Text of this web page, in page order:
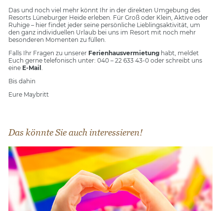
Das und noch viel mehr könnt Ihr in der direkten Umgebung des
Resorts Lüneburger Heide erleben. Für Groß oder Klein, Aktive oder
Ruhige – hier findet jeder seine persönliche Lieblingsaktivität, um
den ganz individuellen Urlaub bei uns im Resort mit noch mehr
besonderen Momenten zu füllen.
Falls Ihr Fragen zu unserer Ferienhausvermietung habt, meldet
Euch gerne telefonisch unter: 040 – 22 633 43-0 oder schreibt uns
eine E-Mail.
Bis dahin
Eure Maybritt
Das könnte Sie auch interessieren!